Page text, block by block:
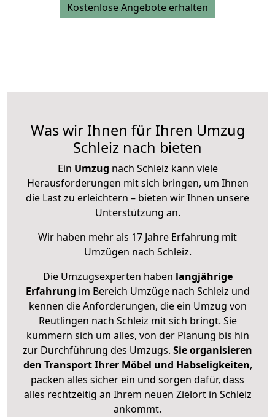
Kostenlose Angebote erhalten
Was wir Ihnen für Ihren Umzug
Schleiz nach bieten
Ein Umzug nach Schleiz kann viele
Herausforderungen mit sich bringen, um Ihnen
die Last zu erleichtern – bieten wir Ihnen unsere
Unterstützung an.
Wir haben mehr als 17 Jahre Erfahrung mit
Umzügen nach Schleiz.
Die Umzugsexperten haben langjährige
Erfahrung im Bereich Umzüge nach Schleiz und
kennen die Anforderungen, die ein Umzug von
Reutlingen nach Schleiz mit sich bringt. Sie
kümmern sich um alles, von der Planung bis hin
zur Durchführung des Umzugs. Sie organisieren
den Transport Ihrer Möbel und Habseligkeiten,
packen alles sicher ein und sorgen dafür, dass
alles rechtzeitig an Ihrem neuen Zielort in Schleiz
ankommt.